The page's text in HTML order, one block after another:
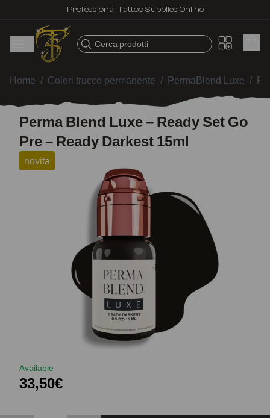
Professional Tattoo Supplies Online
Cerca prodotti
Home / Colori trucco permanente / PermaBlend Luxe /
Perma Blend Luxe – Ready Set Go
Pre – Ready Darkest 15ml
novita
Available
33,50€